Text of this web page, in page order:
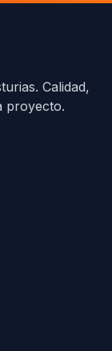
Calidad,
proyecto.